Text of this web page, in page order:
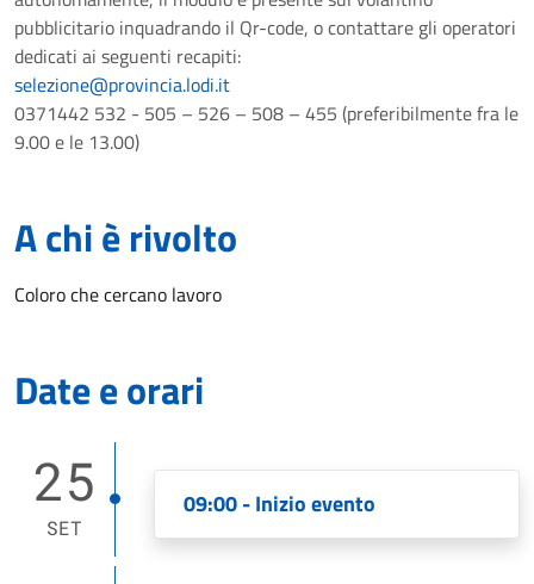
pubblicitario inquadrando il Qr-code, o contattare gli operatori
dedicati ai seguenti recapiti:
selezione@provincia.lodi.it
0371442 532 - 505 – 526 – 508 – 455 (preferibilmente fra le
9.00 e le 13.00)
A chi è rivolto
Coloro che cercano lavoro
Date e orari
25
SET
09:00 - Inizio evento